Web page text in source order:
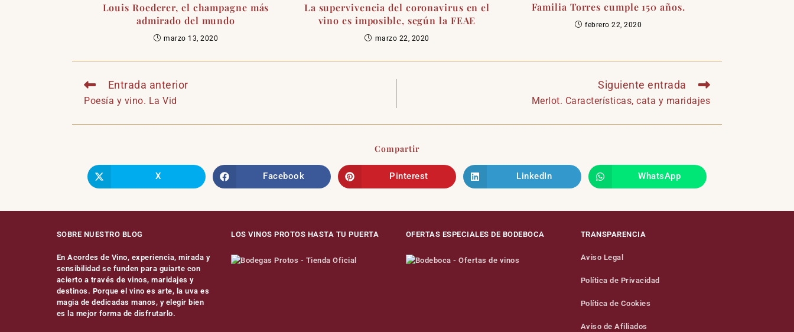
Louis Roederer, el champagne más
admirado del mundo
marzo 13, 2020
La supervivencia del coronavirus en el
vino es imposible, según la FEAE
marzo 22, 2020
Familia Torres cumple 150 años.
febrero 22, 2020
Entrada anterior
Poesía y vino. La Vid
Siguiente entrada
Merlot. Características, cata y maridajes
Compartir
X Facebook Pinterest LinkedIn WhatsApp
SOBRE NUESTRO BLOG
En Acordes de Vino, experiencia, mirada y
sensibilidad se funden para guiarte con
acierto a través de vinos, maridajes y
destinos. Porque el vino es arte, la uva es
magia de dedicadas manos, y elegir bien
es la mejor forma de disfrutarlo.
LOS VINOS PROTOS HASTA TU PUERTA OFERTAS ESPECIALES DE BODEBOCA TRANSPARENCIA
Aviso Legal
Política de Privacidad
Política de Cookies
Aviso de Afiliados